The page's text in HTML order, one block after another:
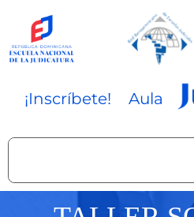
contenido
¡Inscríbete! Aula
Search